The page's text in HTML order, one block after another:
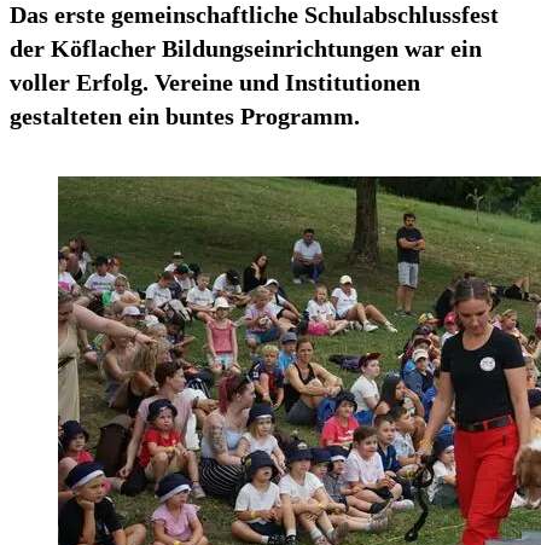
Das erste gemeinschaftliche Schulabschlussfest
der Köflacher Bildungseinrichtungen war ein
voller Erfolg. Vereine und Institutionen
gestalteten ein buntes Programm.